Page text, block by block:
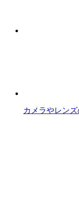
カメラやレン